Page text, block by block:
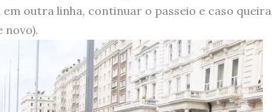
outra linha, continuar o passeio e caso queira
novo).